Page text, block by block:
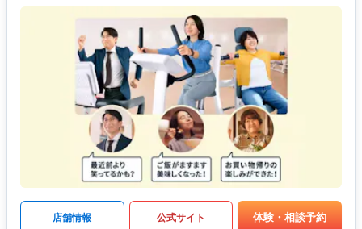
店舗情報 公式サイト 体験・相談予約